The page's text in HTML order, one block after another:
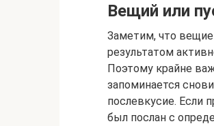
Вещий или
Заметим, что
результатом
Поэтому крайне
запоминается
послевкусие. Если
был послан с